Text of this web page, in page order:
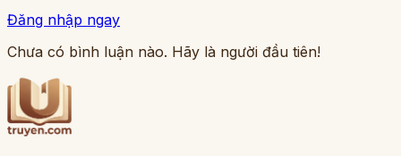
Đăng nhập ngay
Chưa có bình luận nào. Hãy là người đầu tiên!